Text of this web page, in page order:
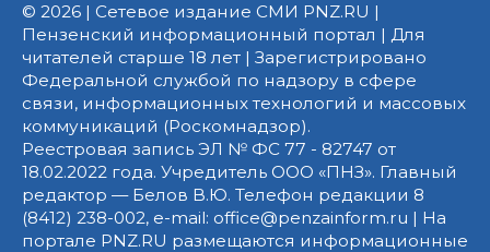
© 2026 | Сетевое издание СМИ PNZ.RU |
Пензенский информационный портал | Для
читателей старше 18 лет | Зарегистрировано
Федеральной службой по надзору в сфере
связи, информационных технологий и массовых
коммуникаций (Роскомнадзор).
Реестровая запись ЭЛ № ФС 77 - 82747 от
18.02.2022 года. Учредитель ООО «ПНЗ». Главный
редактор — Белов В.Ю. Телефон редакции 8
(8412) 238-002, e-mail: office@penzainform.ru | На
портале PNZ.RU размещаются информационные